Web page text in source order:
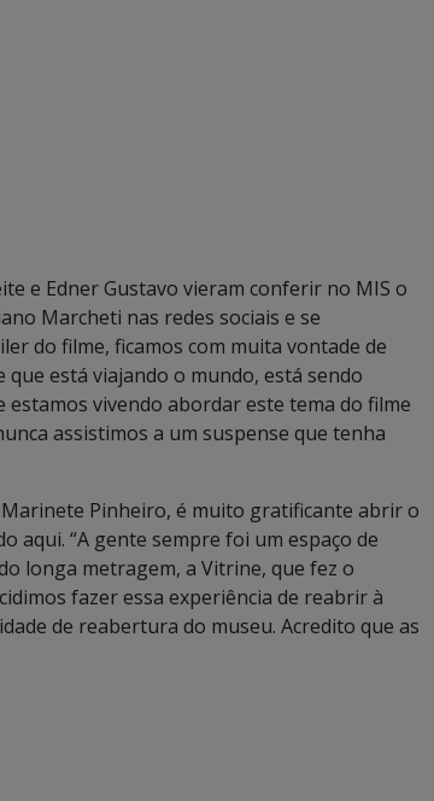
e Edner Gustavo vieram conferir no MIS o
Marcheti nas redes sociais e se
do filme, ficamos com muita vontade de
está viajando o mundo, está sendo
vivendo abordar este tema do filme
assistimos a um suspense que tenha
Pinheiro, é muito gratificante abrir o
aqui. “A gente sempre foi um espaço de
longa metragem, a Vitrine, que fez o
fazer essa experiência de reabrir à
de reabertura do museu. Acredito que as